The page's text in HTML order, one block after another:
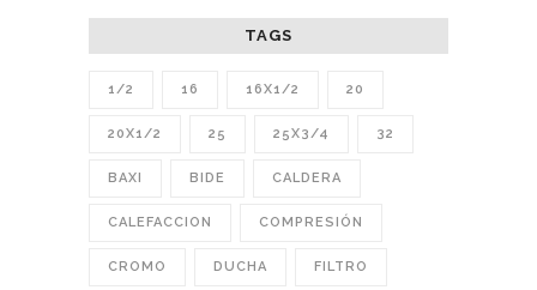
TAGS
1/2 16 16X1/2 20
20X1/2 25 25X3/4 32
BAXI BIDE CALDERA
CALEFACCION COMPRESIÓN
CROMO DUCHA FILTRO